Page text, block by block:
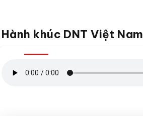
Hành khúc DNT Việt Nam